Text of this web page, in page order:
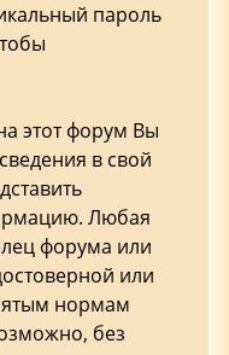
пароль
этот форум Вы
в свой
Любая
форума или
или
нормам
без